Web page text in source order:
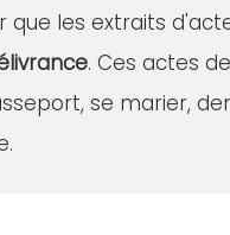
les extraits
. Ces actes
se marier,